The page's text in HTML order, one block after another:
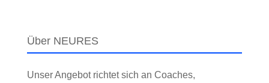
Über NEURES
Unser Angebot richtet sich an Coaches,